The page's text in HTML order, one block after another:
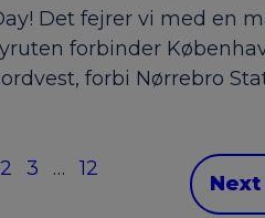
Det fejrer vi med en
forbinder
forbi Nørrebro
2 3 … 12
Next